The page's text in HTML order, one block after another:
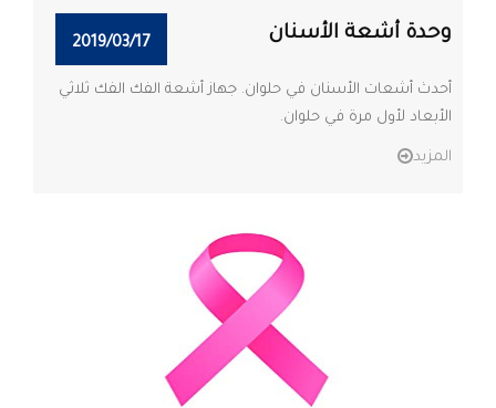
2019/03/17 وحدة أشعة الأسنان
أحدث أشعات الأسنان في حلوان. جهاز أشعة الفك الفك ثلاثي
الأبعاد لأول مرة في حلوان.
المزيد